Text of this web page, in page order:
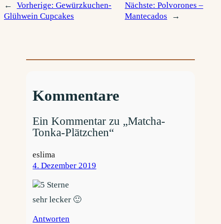
← Vorherige: Gewürzkuchen-
Glühwein Cupcakes
Nächste: Polvorones –
Mantecados
→
Kommentare
Ein Kommentar zu „Matcha-
Tonka-Plätzchen“
eslima
4. Dezember 2019
sehr lecker 🙂
Antworten